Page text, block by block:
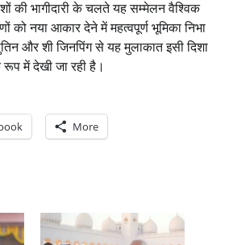
की भागीदारी के चलते यह सम्मेलन वैश्विक
को नया आकार देने में महत्वपूर्ण भूमिका निभा
और शी जिनपिंग से यह मुलाकात इसी दिशा
में देखी जा रही है।
More